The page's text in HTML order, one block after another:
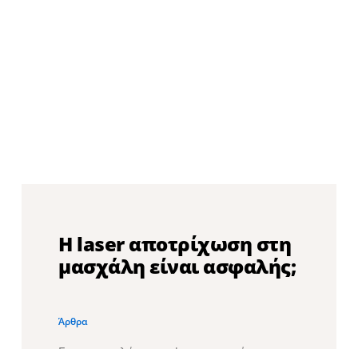
Η laser αποτρίχωση στη
μασχάλη είναι ασφαλής;
Άρθρα